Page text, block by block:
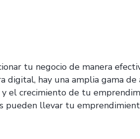
tu negocio de manera
digital, hay una amplia gama de
el crecimiento de tu
pueden llevar tu